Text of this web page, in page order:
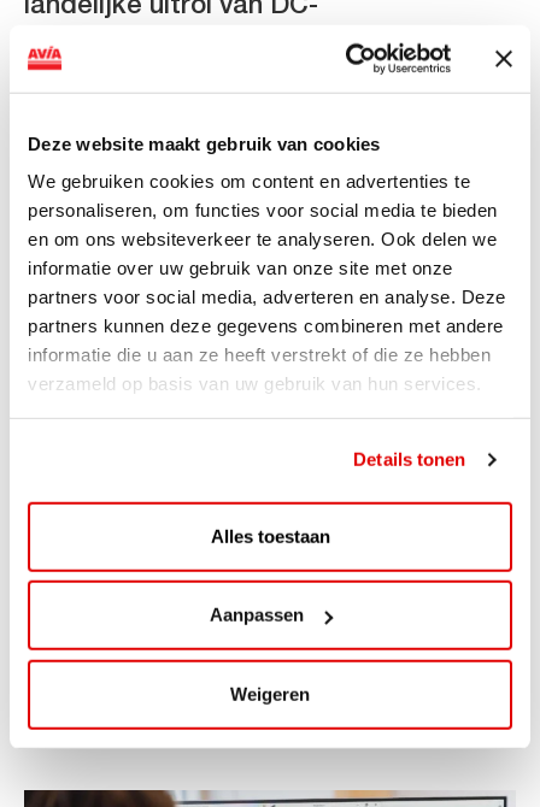
Deze website maakt gebruik van cookies
We gebruiken cookies om content en advertenties te
personaliseren, om functies voor social media te bieden
en om ons websiteverkeer te analyseren. Ook delen we
informatie over uw gebruik van onze site met onze
partners voor social media, adverteren en analyse. Deze
partners kunnen deze gegevens combineren met andere
informatie die u aan ze heeft verstrekt of die ze hebben
verzameld op basis van uw gebruik van hun services.
Details tonen
Alles toestaan
Aanpassen
Weigeren
landelijke uitrol van DC-
Lees verder
ViaAVIA Super Deal: 20% korting bij
ViaLuxury Hotels
ViaAVIA Super Deal: €25 korting bij ViaLuxury Hotels
Toe aan een ontspannen nachtje...
Lees verder